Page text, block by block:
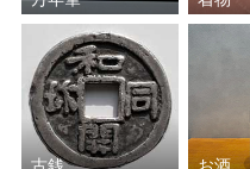
古銭 お酒